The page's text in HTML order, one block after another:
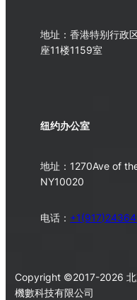
地址：香港特别行政
座11楼1159室
纽约办公室
地址：1270Ave of
NY10020
电话：
Copyright ©2017-2026 北
機數科技有限公司